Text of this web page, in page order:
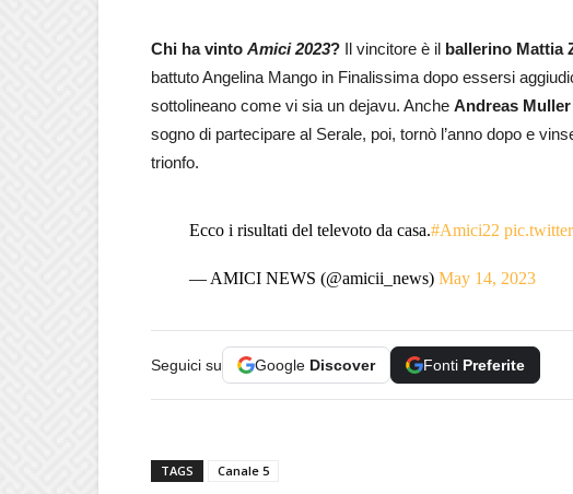
Chi ha vinto Amici 2023? Il vincitore è il ballerino Mattia
battuto Angelina Mango in Finalissima dopo essersi
sottolineano come vi sia un dejavu. Anche Andreas Muller
sogno di partecipare al Serale, poi, tornò l’anno dopo e
trionfo.
Ecco i risultati del televoto da casa.#Amici22
— AMICI NEWS (@amicii_news) May 14, 2023
Seguici su Google Discover Fonti Preferite
TAGS Canale 5